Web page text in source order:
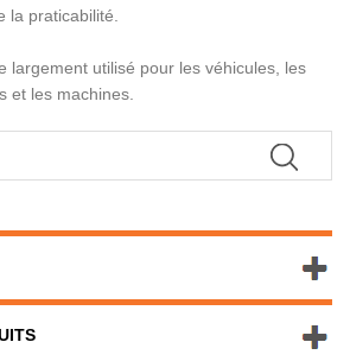
la praticabilité.
largement utilisé pour les véhicules, les
et les machines.